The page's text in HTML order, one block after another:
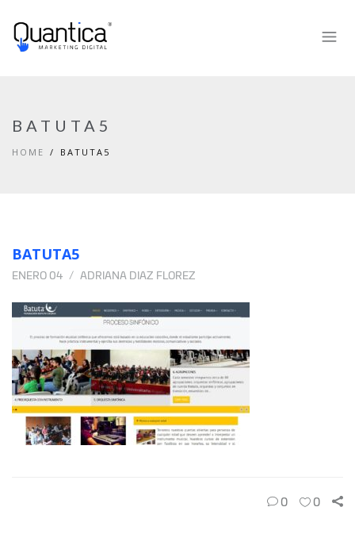
BATUTA5
HOME BATUTA5
BATUTA5
ENERO 04 ADRIANA DIAZ FLOREZ
0 0